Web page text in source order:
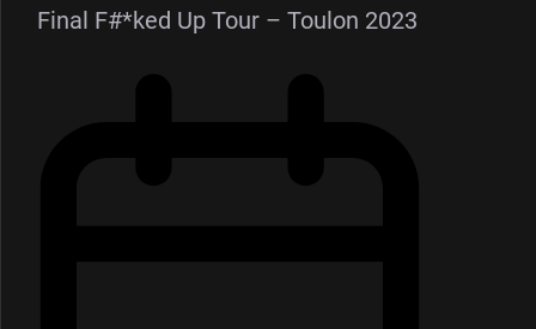
Final F#*ked Up Tour – Toulon 2023